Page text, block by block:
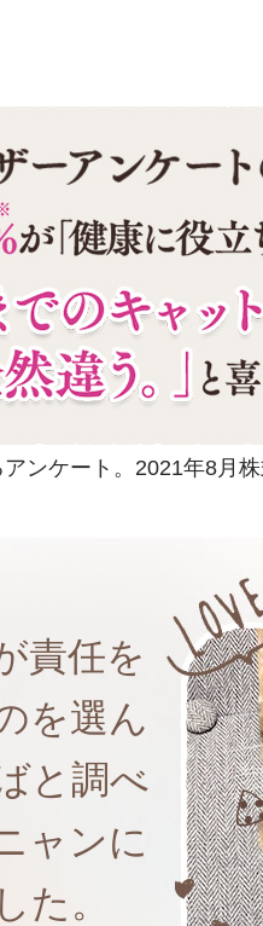
ンケート。2021年8月
責任を
を選ん
と調べ
ャンに
た。